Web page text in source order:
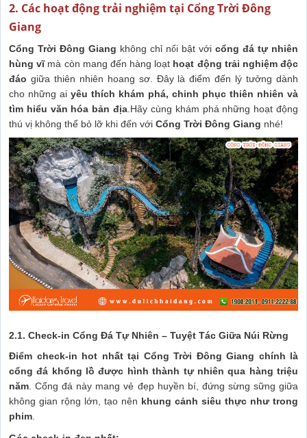
2. Các hoạt động trải nghiệm tại Cổng Trời Đông
Giang
Cổng Trời Đông Giang không chỉ nổi bật vớicổng đá tự nhiên
hùng vĩmà còn mang đến hàng loạt hoạt động trải nghiệm độc
đáo giữa thiên nhiên hoang sơ. Đây là điểm đến lý tưởng dành
cho những aiyêu thích khám phá, chinh phục thiên nhiên và
tìm hiểu văn hóa bản địa Hãy cùng khám phá những hoạt động
thú vị không thể bỏ lỡ khi đến với Cổng Trời Đông Giang nhé!
2.1. Check-in Cổng Đá Tự Nhiên – Tuyệt Tác Giữa Núi Rừng
Điểm check-in hot nhất tại Cổng Trời Đông Giang chính là
cổng đá khổng lồ được hình thành tự nhiên qua hàng triệu
năm. Cổng đá này mang vẻ đẹp huyền bí, đứng sừng sững giữa
không gian rộng lớn, tạo nên khung cảnh siêu thực như trong
phim.